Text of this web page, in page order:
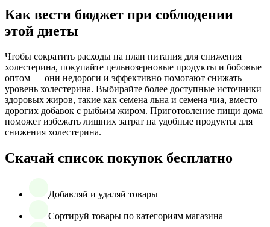
Как вести бюджет при соблюдении
этой диеты
Чтобы сократить расходы на план питания для снижения
холестерина, покупайте цельнозерновые продукты и бобовые
оптом — они недороги и эффективно помогают снижать
уровень холестерина. Выбирайте более доступные источники
здоровых жиров, такие как семена льна и семена чиа, вместо
дорогих добавок с рыбьим жиром. Приготовление пищи дома
поможет избежать лишних затрат на удобные продукты для
снижения холестерина.
Скачай список покупок бесплатно
Добавляй и удаляй товары
Сортируй товары по категориям магазина